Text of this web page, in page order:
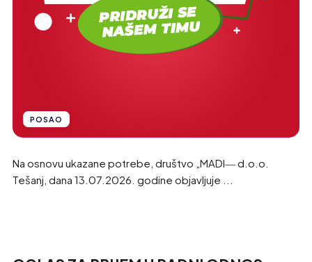
POSAO
Na osnovu ukazane potrebe, društvo „MADI― d.o.o.
Tešanj, dana 13.07.2026. godine objavljuje ...